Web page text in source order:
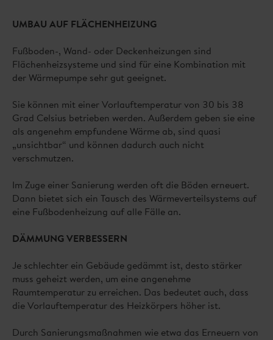
UMBAU AUF FLÄCHENHEIZUNG
Fußboden-, Wand- oder Deckenheizungen sind
Flächenheizsysteme und sind für eine Kombination mit
der Wärmepumpe sehr gut geeignet.
Sie können mit einer Vorlauftemperatur von 30 bis 38
Grad Celsius betrieben werden. Außerdem geben sie eine
als angenehm empfundene Wärme ab, sind quasi
„unsichtbar“ und können dadurch auch nicht
verschmutzen.
Im Zuge einer Sanierung werden oft die Böden erneuert.
Dann bietet sich ein Tausch des Wärmeverteilsystems auf
eine Fußbodenheizung auf alle Fälle an.
DÄMMUNG VERBESSERN
Je schlechter ein Gebäude gedämmt ist, desto stärker
muss geheizt werden, um eine angenehme
Raumtemperatur zu erreichen. Das bedeutet auch, dass
die Vorlauftemperatur des Heizkörpers höher ist.
Durch Sanierungsmaßnahmen wie etwa das Erneuern von